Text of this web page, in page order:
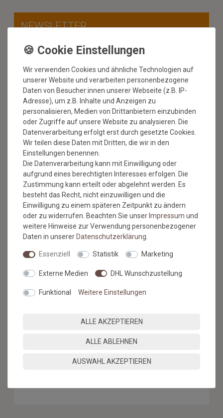
NEWSLETTER
Jetzt anmelden: Profitieren Sie von aktuellen Angeboten
erstes.*
VORNAME NACHNAME
E-MAIL **
Newsletter
Honig
Hiermit bestätige ich, dass ich dieDaten­schutz­erklärung
habe. Meine Einwilligung kann ich jederzeit widerrufen.**
ABONNIEREN
** Hierbei handelt es sich um ein Pflichtfeld.
* Mit der Anmeldung für den Newsletter erklären Sie sich damit
einverstanden, dass wir Ihnen regelmäßig Informationen zu unserem
Sortiment per E-Mail zuschicken. Den Newsletter können Sie jederzeit
kostenlos wieder abmelden.
Alles über unsere Produkte, Verlegetipps und neueste
Wir verwenden Cookies und ähnliche Technologien auf
unserer Website und verarbeiten personenbezogene
Daten von Besucher:innen unserer Webseite (z.B. IP-
Adresse), um z.B. Inhalte und Anzeigen zu
personalisieren, Medien von Drittanbietern einzubinden
oder Zugriffe auf unsere Website zu analysieren. Die
Datenverarbeitung erfolgt erst durch gesetzte Cookies.
Wir teilen diese Daten mit Dritten, die wir in den
Einstellungen benennen.
Die Datenverarbeitung kann mit Einwilligung oder
aufgrund eines berechtigten Interesses erfolgen. Die
Zustimmung kann erteilt oder abgelehnt werden. Es
besteht das Recht, nicht einzuwilligen und die
Einwilligung zu einem späteren Zeitpunkt zu ändern
oder zu widerrufen. Beachten Sie unser Impressum und
weitere Hinweise zur Verwendung personenbezogener
Daten in unserer Daten­schutz­erklärung
Essenziell Statistik Marketing
Externe Medien DHL Wunschzustellung
Funktional Weitere Einstellungen
ALLE AKZEPTIEREN
ALLE ABLEHNEN
AUSWAHL AKZEPTIEREN